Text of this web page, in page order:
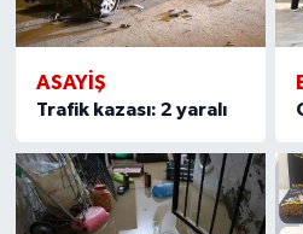
ASAYIŞ
Trafik kazası: 2 yaralı